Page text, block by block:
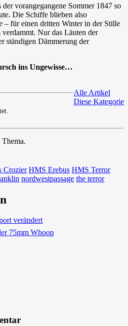
vorangegangene Sommer 1847 so
Die Schiffe blieben also
– für einen dritten Winter in der Stille
Nur das Läuten der
ständigen Dämmerung der
ins Ungewisse…
Alle Artikel
Diese Kategorie
Crozier HMS Erebus HMS Terror
nordwestpassage the terror
verändert
75mm Whoop